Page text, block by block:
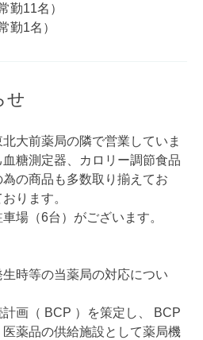
勤11名）
勤1名）
せ
大前薬局の隣で営業していま
糖測定器、カロリー調節食品
の商品も多数取り揃えてお
ります。
場（6台）がございます。
生時等の当薬局の対応につい
画（ BCP ）を策定し、 BCP
薬品の供給施設として薬局機